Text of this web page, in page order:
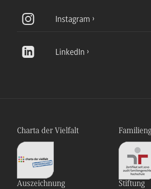
Instagram
LinkedIn
Charta der Vielfalt
Auszeichnung Stiftung